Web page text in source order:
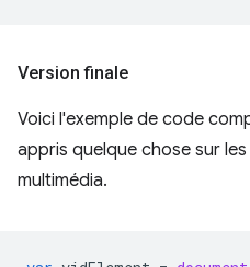
Version finale
Voici l'exemple de code
appris quelque chose sur
multimédia.